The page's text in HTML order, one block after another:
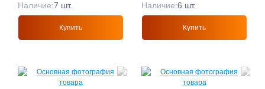
Наличие:7 шт.
Купить
Наличие:6 шт.
Купить